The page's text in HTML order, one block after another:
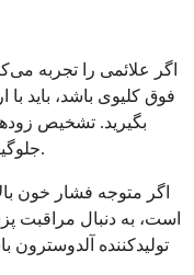
اگر علائمی را تجربه
فوق کلیوی باشد، باید
بگیرید. تشخیص
جلوگیری کند و کیفیت زندگی شما را بهبود بخشد.
اگر متوجه فشار خون
است، به دنبال مراقبت
تولیدکننده